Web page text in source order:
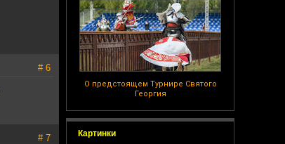
О предстоящем Турнире Святого
Георгия
Картинки
# 6
# 7